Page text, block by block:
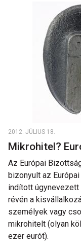
2012. JÚLIUS 18.
Mikrohitel?
Az Európai
bizonyult az
indított
révén a
személyek vagy
mikrohitelt (olyan
ezer eurót).